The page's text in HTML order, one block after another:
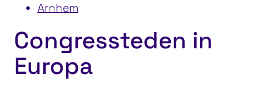
Arnhem
Congressteden in
Europa